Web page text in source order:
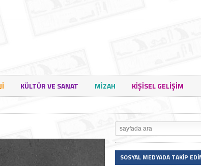
KÜLTÜR VE SANAT MIZAH KIŞISEL GELIŞIM
SOSYAL MEDYADA TAKIP